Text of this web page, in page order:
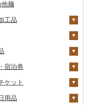
江牛
戸牛・神戸ビーフ
馬牛
佐あかうし
賀牛
崎和牛
あか牛
の他貝
エ
じら
バ
んま
どぐろ
ふぐ
の他海苔・海藻
まぼこ・練り製品
の他魚介・加工品
なつぼし
の他米
とか
旦
どんな
ンカン
の他柑橘
フルーツ
し柿
し芋
の他ドライフルーツ
果物
わ
ルーベリー
イナップル
その他果物
の他根菜
の他きのこ
ぼちゃ
子
タス
の他野菜
ルコール
他酒
女茶
の他茶
乳
の他飲料・ジュース
・ジェラート
洋菓子
おかき
和菓子
他麺
工品
子
ュウマイ
ロッケ
その他惣菜
・シチュー
レー
チュー
魚ルト
空調家電
ン家電
器具
宿泊券
券
JTBふるさと旅行クー
券
ケット
商品券
用品